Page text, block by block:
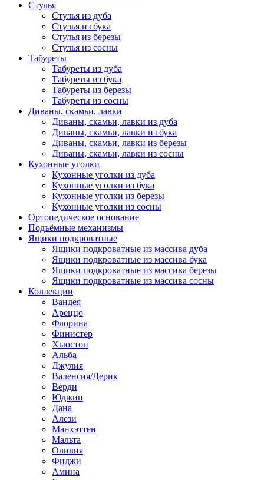
Стулья
Стулья из дуба
Стулья из бука
Стулья из березы
Стулья из сосны
Табуреты
Табуреты из дуба
Табуреты из бука
Табуреты из березы
Табуреты из сосны
Диваны, скамьи, лавки
Диваны, скамьи, лавки из дуба
Диваны, скамьи, лавки из бука
Диваны, скамьи, лавки из березы
Диваны, скамьи, лавки из сосны
Кухонные уголки
Кухонные уголки из дуба
Кухонные уголки из бука
Кухонные уголки из березы
Кухонные уголки из сосны
Ортопедическое основание
Подъёмные механизмы
Ящики подкроватные
Ящики подкроватные из массива дуба
Ящики подкроватные из массива бука
Ящики подкроватные из массива березы
Ящики подкроватные из массива сосны
Коллекции
Вандея
Ареццо
Флорина
Финистер
Хьюстон
Альба
Джулия
Валенсия/Дерик
Верди
Юджин
Дана
Алези
Манхэттен
Мальта
Оливия
Фиджи
Амина